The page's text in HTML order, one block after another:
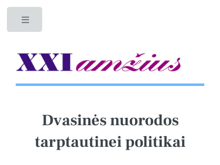
Dvasinės nuorodos
tarptautinei politikai